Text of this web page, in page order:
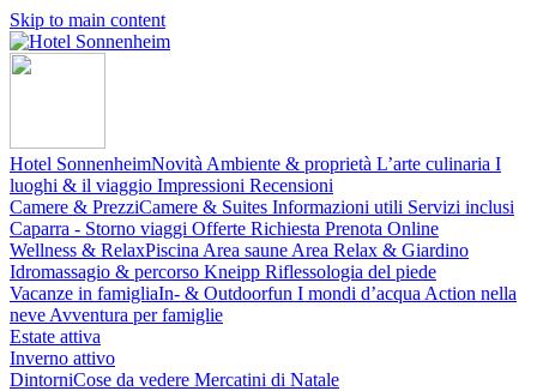
Skip to main content
Hotel SonnenheimNovità Ambiente & proprietà L’arte culinaria I
luoghi & il viaggio Impressioni Recensioni
Camere & PrezziCamere & Suites Informazioni utili Servizi inclusi
Caparra - Storno viaggi Offerte Richiesta Prenota Online
Wellness & RelaxPiscina Area saune Area Relax & Giardino
Idromassagio & percorso Kneipp Riflessologia del piede
Vacanze in famigliaIn- & Outdoorfun I mondi d’acqua Action nella
neve Avventura per famiglie
Estate attiva
Inverno attivo
DintorniCose da vedere Mercatini di Natale